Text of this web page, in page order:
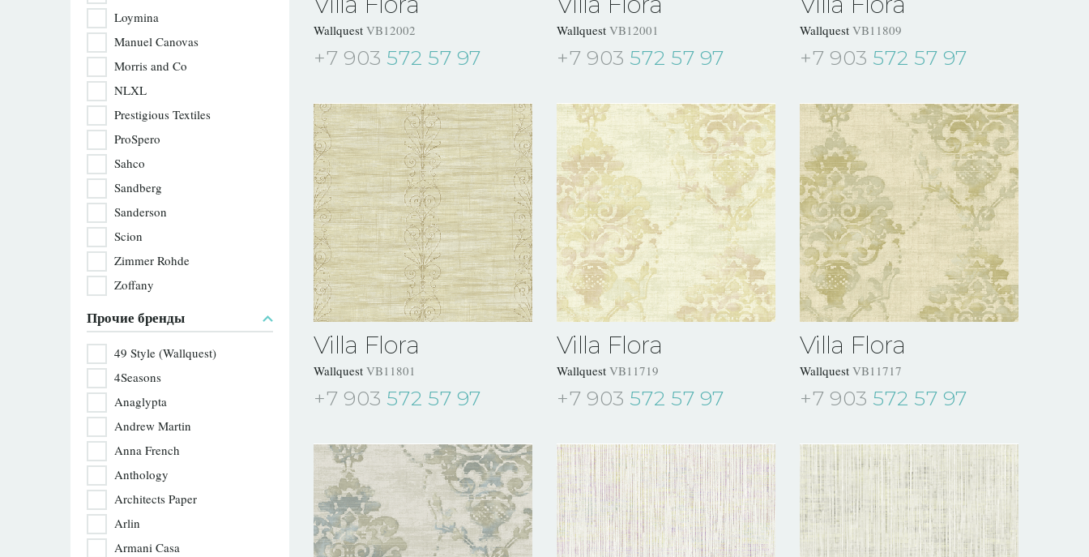
Loymina
Manuel Canovas
Morris and Co
NLXL
Prestigious Textiles
ProSpero
Sahco
Sandberg
Sanderson
Scion
Zimmer Rohde
Zoffany
Прочие бренды
49 Style (Wallquest)
4Seasons
Anaglypta
Andrew Martin
Anna French
Anthology
Architects Paper
Arlin
Armani Casa
Wallquest VB12002
+7 903 572 57 97
Wallquest VB12001
+7 903 572 57 97
Wallquest VB11809
+7 903 572 57 97
Villa Flora
Wallquest VB11801
+7 903 572 57 97
Villa Flora
Wallquest VB11719
+7 903 572 57 97
Villa Flora
Wallquest VB11717
+7 903 572 57 97